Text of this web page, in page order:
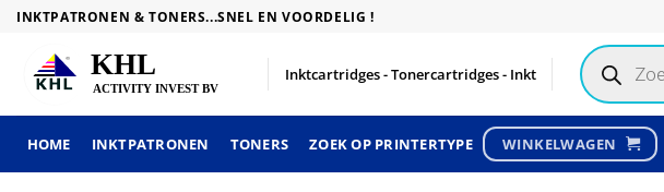
Skip
content
INKTPATRONEN & TONERS...SNEL EN VOORDELIG !
Inktcartridges - Tonercartridges - Inkt
Products
search
HOME INKTPATRONEN TONERS ZOEK OP PRINTERTYPE WINKELWAGEN